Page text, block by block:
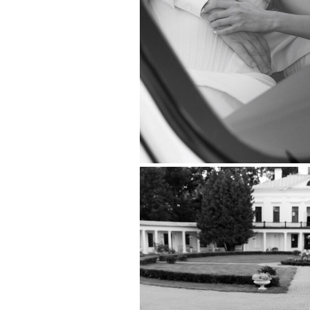
Фотограф: Федор